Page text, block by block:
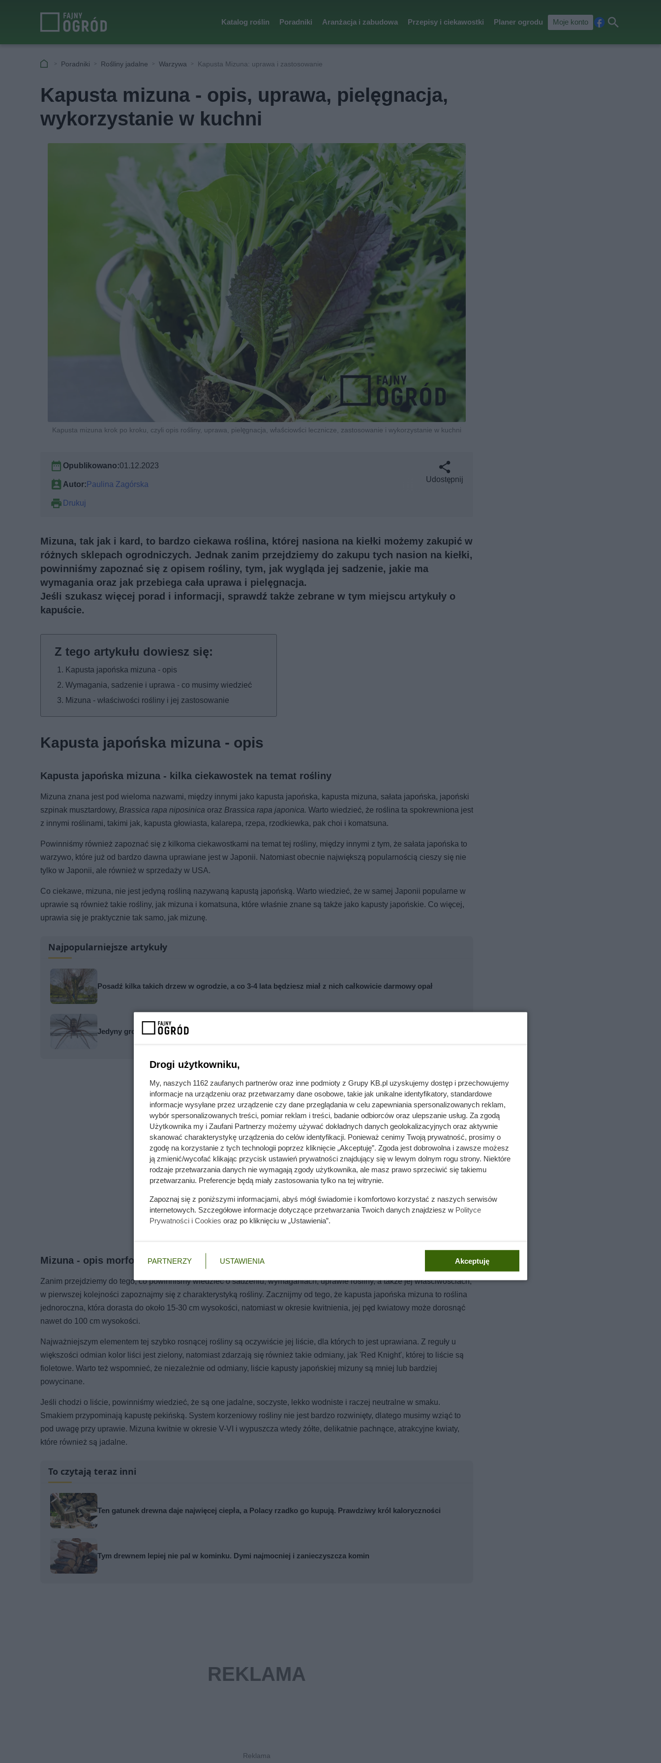
Katalog roślin Poradniki Aranżacja i zabudowa Przepisy i ciekawostki Planer ogrodu Moje konto
cebkaj
Poradniki Rośliny jadalne Warzywa Kapusta Mizuna: uprawa i zastosowanie
Kapusta mizuna - opis, uprawa, pielęgnacja,
wykorzystanie w kuchni
Kapusta mizuna krok po kroku, czyli opis rośliny, uprawa, pielęgnacja, właściowści lecznicze, zastosowanie i wykorzystanie w kuchni
Opublikowano:01.12.2023
Autor:Paulina Zagórska
Drukuj
Udostępnij
Mizuna, tak jak i kard, to bardzo ciekawa roślina, której nasiona na kiełki możemy zakupić w
różnych sklepach ogrodniczych. Jednak zanim przejdziemy do zakupu tych nasion na kiełki,
powinniśmy zapoznać się z opisem rośliny, tym, jak wygląda jej sadzenie, jakie ma
wymagania oraz jak przebiega cała uprawa i pielęgnacja.
Jeśli szukasz więcej porad i informacji, sprawdź także zebrane w tym miejscu artykuły o
kapuście.
Kapusta japońska mizuna - opis
Wymagania, sadzenie i uprawa - co musimy wiedzieć
Mizuna - właściwości rośliny i jej zastosowanie
Kapusta japońska mizuna - opis
Kapusta japońska mizuna - kilka ciekawostek na temat rośliny
Mizuna znana jest pod wieloma nazwami, między innymi jako kapusta japońska, kapusta mizuna, sałata japońska, japoński
szpinak musztardowy, Brassica rapa niposinica oraz Brassica rapa japonica. Warto wiedzieć, że roślina ta spokrewniona jest
z innymi roślinami, takimi jak, kapusta głowiasta, kalarepa, rzepa, rzodkiewka, pak choi i komatsuna.
Powinniśmy również zapoznać się z kilkoma ciekawostkami na temat tej rośliny, między innymi z tym, że sałata japońska to
warzywo, które już od bardzo dawna uprawiane jest w Japonii. Natomiast obecnie największą popularnością cieszy się nie
tylko w Japonii, ale również w sprzedaży w USA.
Co ciekawe, mizuna, nie jest jedyną rośliną nazywaną kapustą japońską. Warto wiedzieć, że w samej Japonii popularne w
uprawie są również takie rośliny, jak mizuna i komatsuna, które właśnie znane są także jako kapusty japońskie. Co więcej,
uprawia się je praktycznie tak samo, jak mizunę.
Najpopularniejsze artykuły
Posadź kilka takich drzew w ogrodzie, a co 3-4 lata będziesz miał z nich całkowicie darmowy opał
Jedyny groźny pająk w Polsce właśnie wchodzi do domów. Polacy nie wiedzą, jak reagować
Mizuna - opis morfologiczny
Zanim przejdziemy do tego, co powinniśmy wiedzieć o sadzeniu, wymaganiach, uprawie rośliny, a także jej właściwościach,
w pierwszej kolejności zapoznajmy się z charakterystyką rośliny. Zacznijmy od tego, że kapusta japońska mizuna to roślina
jednoroczna, która dorasta do około 15-30 cm wysokości, natomiast w okresie kwitnienia, jej pęd kwiatowy może dorosnąć
nawet do 100 cm wysokości.
Najważniejszym elementem tej szybko rosnącej rośliny są oczywiście jej liście, dla których to jest uprawiana. Z reguły u
większości odmian kolor liści jest zielony, natomiast zdarzają się również takie odmiany, jak 'Red Knight', której to liście są
fioletowe. Warto też wspomnieć, że niezależnie od odmiany, liście kapusty japońskiej mizuny są mniej lub bardziej
powycinane.
Jeśli chodzi o liście, powinniśmy wiedzieć, że są one jadalne, soczyste, lekko wodniste i raczej neutralne w smaku.
Smakiem przypominają kapustę pekińską. System korzeniowy rośliny nie jest bardzo rozwinięty, dlatego musimy wziąć to
pod uwagę przy uprawie. Mizuna kwitnie w okresie V-VI i wypuszcza wtedy żółte, delikatnie pachnące, atrakcyjne kwiaty,
które również są jadalne.
To czytają teraz inni
Ten gatunek drewna daje najwięcej ciepła, a Polacy rzadko go kupują. Prawdziwy król kaloryczności
Tym drewnem lepiej nie pal w kominku. Dymi najmocniej i zanieczyszcza komin
Drogi użytkowniku,
My, naszych 1162 zaufanych partnerów oraz inne podmioty z Grupy KB.pl uzyskujemy dostęp i przechowujemy
informacje na urządzeniu oraz przetwarzamy dane osobowe, takie jak unikalne identyfikatory, standardowe
informacje wysyłane przez urządzenie czy dane przeglądania w celu zapewniania spersonalizowanych reklam,
wybór spersonalizowanych treści, pomiar reklam i treści, badanie odbiorców oraz ulepszanie usług. Za zgodą
Użytkownika my i Zaufani Partnerzy możemy używać dokładnych danych geolokalizacyjnych oraz aktywnie
skanować charakterystykę urządzenia do celów identyfikacji. Ponieważ cenimy Twoją prywatność, prosimy o
zgodę na korzystanie z tych technologii poprzez kliknięcie „Akceptuję”. Zgoda jest dobrowolna i zawsze możesz
ją zmienić/wycofać klikając przycisk ustawień prywatności znajdujący się w lewym dolnym rogu strony. Niektóre
rodzaje przetwarzania danych nie wymagają zgody użytkownika, ale masz prawo sprzeciwić się takiemu
przetwarzaniu. Preferencje będą miały zastosowania tylko na tej witrynie.
Zapoznaj się z poniższymi informacjami, abyś mógł świadomie i komfortowo korzystać z naszych serwisów
internetowych. Szczegółowe informacje dotyczące przetwarzania Twoich danych znajdziesz w Polityce
Prywatności i Cookies oraz po kliknięciu w „Ustawienia”.
PARTNERZY USTAWIENIA Akceptuję